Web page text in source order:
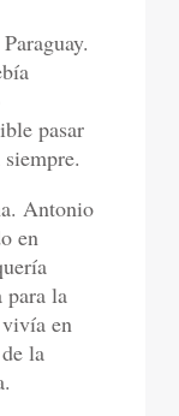
pasar
Antonio
en
para la
en
la